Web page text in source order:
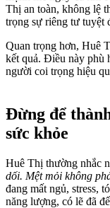
Thị an toàn, không lệ
trọng sự riêng tư tuyệt
Quan trọng hơn, Huê
kết quả. Điều này phù
người coi trọng hiệu
Đừng để
sức khỏe
Huê Thị thường nhắc
dối. Mệt mỏi không
đang mất ngủ, stress,
năng lượng, có lẽ đã